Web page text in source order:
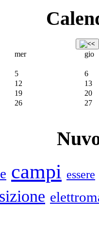
mer gio
5
6
12
13
19
20
26
27
campi essere